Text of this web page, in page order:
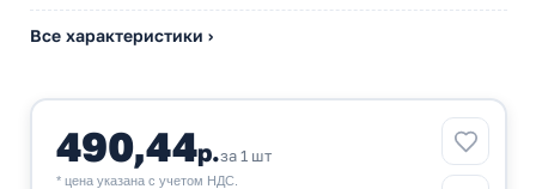
Все характеристики ›
490,44р.за 1 шт
* цена указана с учетом НДС.